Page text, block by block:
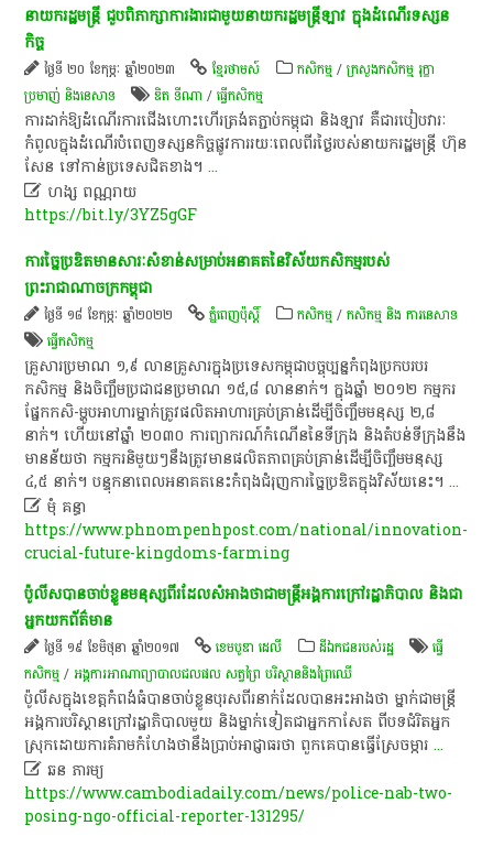
នាយក​រដ្ឋមន្ត្រី​ ជួប​ពិភាក្សា​ការងារ​ជាមួយ​នាយក​រដ្ឋមន្ត្រី​ឡាវ​ ក្នុង​ដំណើរ​ទស្សន
កិច្ច​
ថ្ងៃទី ២០ ខែកុម្ភៈ ឆ្នាំ២០២៣ ខ្មែរថាមស៍ កសិកម្ម /ក្រសួងកសិកម្ម រុក្ខា
ប្រមាញ់ និងនេសាទ
ឌិត ទីណា /ធ្វើកសិកម្ម
​ការ​ដាក់​ឱ្យ​ដំណើរការ​ជើងហោះហើរ​ត្រង់​ត​ភ្ជាប់​កម្ពុជា​ និង​ឡាវ​ គឺជា​របៀបវារៈ​
កំពូល​ក្នុង​ដំណើរ​បំពេញ​ទស្សនកិច្ច​ផ្លូវការ​រយៈពេល​ពីរ​ថ្ងៃ​របស់​នាយក​រដ្ឋមន្ត្រី​ ហ៊ុន​
សែន​ ទៅ​កាន់​ប្រទេស​ជិតខាង​។​...
 ហង្ស ពណ្ណរាយ
https://bit.ly/3YZ5gGF
ការច្នៃប្រឌិតមានសារៈសំខាន់សម្រាប់អនាគតនៃវិស័យកសិកម្មរបស់
ព្រះរាជាណាចក្រកម្ពុជា
ថ្ងៃទី ១៨ ខែកុម្ភៈ ឆ្នាំ២០២២ ភ្នំពេញប៉ុស្តិ៍ កសិកម្ម /កសិកម្ម​ និង​ ការ​នេ​សាទ​
ធ្វើកសិកម្ម
គ្រួសារ​ប្រមាណ ១,៩ លាន​គ្រួសារ​ក្នុង​ប្រទេស​កម្ពុជា​បច្ចុប្បន្ន​កំពុង​ប្រកប​របរ​
កសិកម្ម និង​ចិញ្ចឹម​ប្រជាជន​ប្រមាណ ១៥,៨ លាន​នាក់។ ក្នុងឆ្នាំ ២០១២ កម្មករ
ផ្នែកកសិ-ម្ហូបអាហារម្នាក់ត្រូវផលិតអាហារគ្រប់គ្រាន់ដើម្បីចិញ្ចឹមមនុស្ស ២,៨
នាក់។ ហើយនៅឆ្នាំ ២០៣០ ការព្យាករណ៍កំណើននៃទីក្រុង និងតំបន់ទីក្រុងនឹង
មានន័យថា កម្មករនិមួយៗនឹងត្រូវមានផលិតភាពគ្រប់គ្រាន់ដើម្បីចិញ្ចឹមមនុស្ស
៤,៥ នាក់។ បន្ទុកនាពេលអនាគតនេះកំពុងជំរុញការច្នៃប្រឌិតក្នុងវិស័យនេះ។...
 មុំ គន្ធា
https://www.phnompenhpost.com/national/innovation-
crucial-future-kingdoms-farming
ប៉ូ​លី​សបាន​ចាប់ខ្លួន​មនុស្ស​ពីរ​ដែល​សំអាង​ថា​ជា​មន្ត្រី​អង្គការក្រៅរដ្ឋាភិបាល​ និង​ជា​
អ្នក​យក​ព័ត៌មាន​
ថ្ងៃទី ១៩ ខែមិថុនា ឆ្នាំ២០១៧ ខេមបូឌា ដេលី ដីឯកជនរបស់រដ្ឋ
ធ្វើ
កសិកម្ម /អង្គការអាណាព្យាបាលជលផល សត្វព្រៃ បរិស្ថាននិងព្រៃឈើ
​ប៉ូ​លី​ស​ក្នុង​ខេត្តកំពង់ធំ​បាន​ចាប់ខ្លួន​បុរស​ពីរ​នាក់​ដែល​បាន​អះអាង​ថា​ ម្នាក់​ជា​មន្ត្រី​
អង្គការ​បរិស្ថាន​ក្រៅ​រដ្ឋាភិបាល​មួយ​ និង​ម្នាក់​ទៀត​ជា​អ្នកកាសែត​ ពី​បទ​ជំរិត​អ្នក
ស្រុក​ដោយ​ការ​គំរាមកំហែង​ថា​នឹង​ប្រាប់​អាជ្ញាធរ​ថា​ ពួក​គេ​បាន​ធ្វើស្រែ​ចម្ការ...
 ឆន ភារម្យ
https://www.cambodiadaily.com/news/police-nab-two-
posing-ngo-official-reporter-131295/